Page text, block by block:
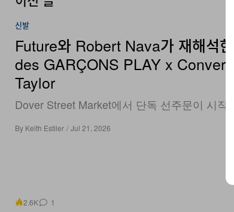
신발
Future와 Robert Nava가 재해석
des GARÇONS PLAY x
Taylor
Dover Street Market에서 단독 선주문이 시작
ByKeith Estiler / Jul 21, 2026